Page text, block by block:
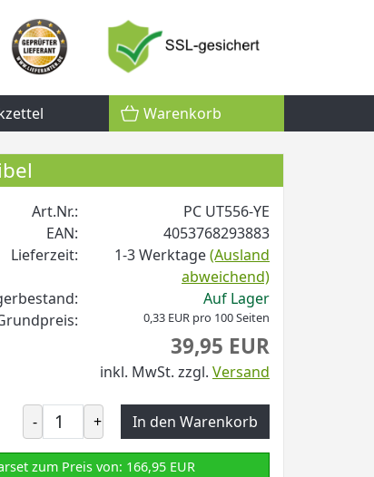
Warenkorb
Art.Nr.:
PC UT556-YE
EAN:
4053768293883
Lieferzeit:
1-3 Werktage(Ausland
abweichend)
Auf Lager
0,33 EUR pro 100 Seiten
39,95 EUR
inkl. MwSt. zzgl. Versand
- + In den Warenkorb
zum Preis von: 166,95 EUR